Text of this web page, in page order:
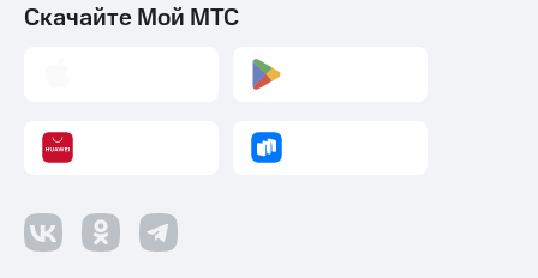
Скачайте Мой МТС